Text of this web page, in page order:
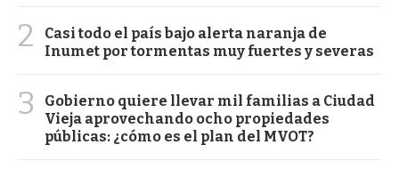
2
Casi todo el país bajo alerta naranja de
Inumet por tormentas muy fuertes y severas
3
Gobierno quiere llevar mil familias a Ciudad
Vieja aprovechando ocho propiedades
públicas: ¿cómo es el plan del MVOT?